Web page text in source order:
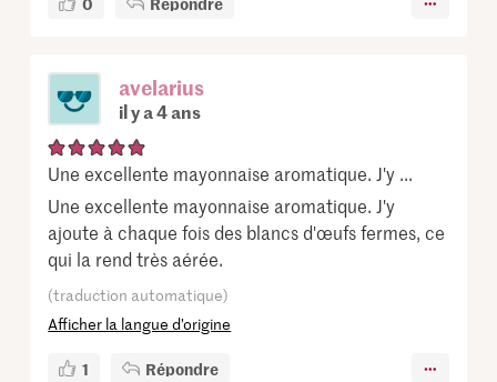
avelarius
il y a 4 ans
Une excellente mayonnaise aromatique. J'y ...
Une excellente mayonnaise aromatique. J'y
ajoute à chaque fois des blancs d'œufs fermes, ce
qui la rend très aérée.
(traduction automatique)
Afficher la langue d’origine
1 Répondre